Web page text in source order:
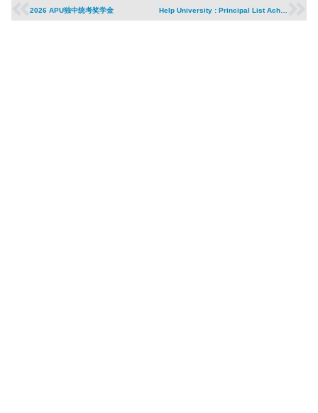
2026 APU独中统考奖学金 Help University : Principal List Achiever Award 2026